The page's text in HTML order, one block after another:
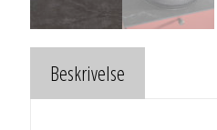
Beskrivelse